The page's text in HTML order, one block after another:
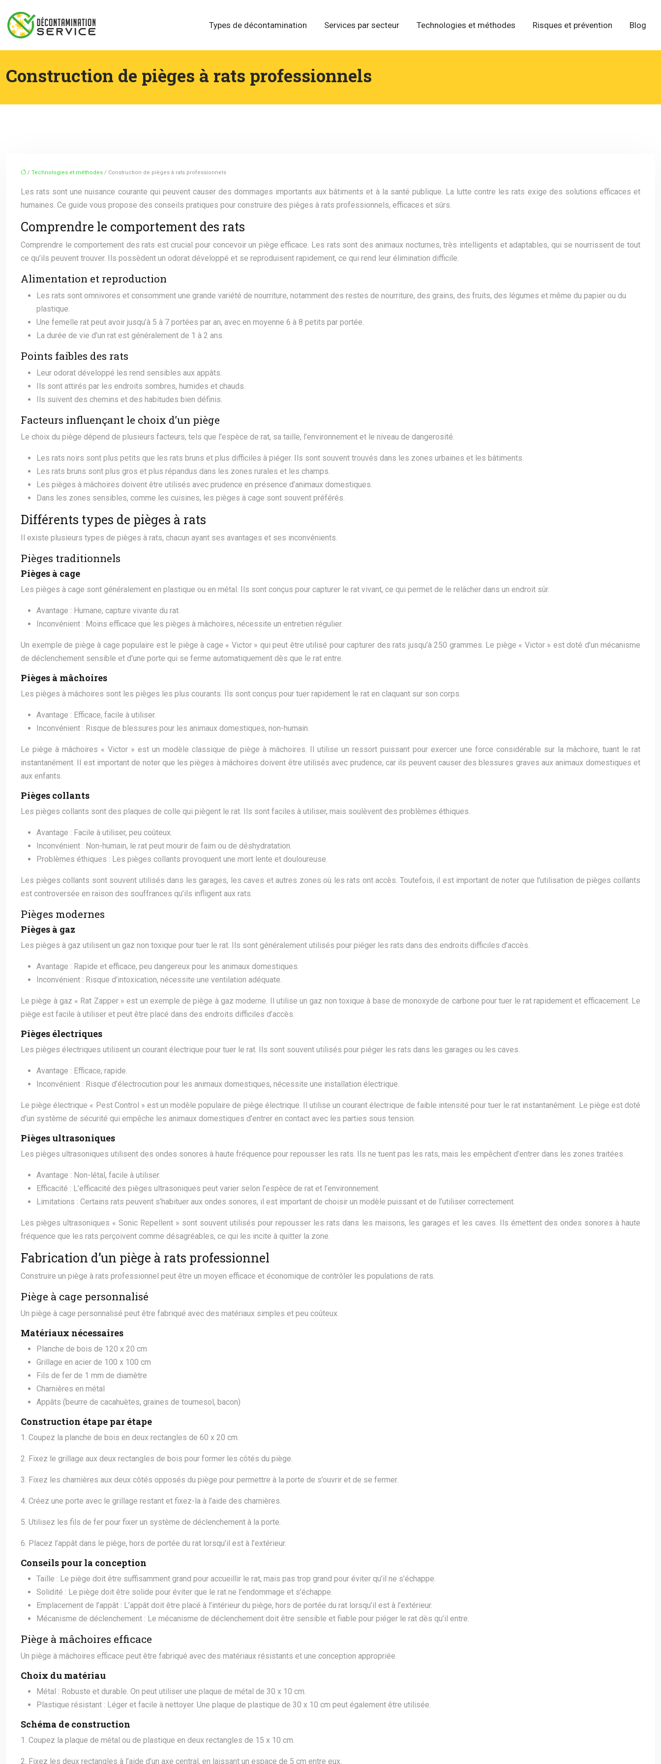
Types de décontamination Services par secteur Technologies et méthodes Risques et prévention Blog
Construction de pièges à rats professionnels
/ Technologies et méthodes / Construction de pièges à rats professionnels
Les rats sont une nuisance courante qui peuvent causer des dommages importants aux bâtiments et à la santé publique. La lutte contre les rats exige des solutions efficaces et
humaines. Ce guide vous propose des conseils pratiques pour construire des pièges à rats professionnels, efficaces et sûrs.
Comprendre le comportement des rats
Comprendre le comportement des rats est crucial pour concevoir un piège efficace. Les rats sont des animaux nocturnes, très intelligents et adaptables, qui se nourrissent de tout
ce qu’ils peuvent trouver. Ils possèdent un odorat développé et se reproduisent rapidement, ce qui rend leur élimination difficile.
Alimentation et reproduction
Les rats sont omnivores et consomment une grande variété de nourriture, notamment des restes de nourriture, des grains, des fruits, des légumes et même du papier ou du
plastique.
Une femelle rat peut avoir jusqu’à 5 à 7 portées par an, avec en moyenne 6 à 8 petits par portée.
La durée de vie d’un rat est généralement de 1 à 2 ans.
Points faibles des rats
Leur odorat développé les rend sensibles aux appâts.
Ils sont attirés par les endroits sombres, humides et chauds.
Ils suivent des chemins et des habitudes bien définis.
Facteurs influençant le choix d’un piège
Le choix du piège dépend de plusieurs facteurs, tels que l’espèce de rat, sa taille, l’environnement et le niveau de dangerosité.
Les rats noirs sont plus petits que les rats bruns et plus difficiles à piéger. Ils sont souvent trouvés dans les zones urbaines et les bâtiments.
Les rats bruns sont plus gros et plus répandus dans les zones rurales et les champs.
Les pièges à mâchoires doivent être utilisés avec prudence en présence d’animaux domestiques.
Dans les zones sensibles, comme les cuisines, les pièges à cage sont souvent préférés.
Différents types de pièges à rats
Il existe plusieurs types de pièges à rats, chacun ayant ses avantages et ses inconvénients.
Pièges traditionnels
Pièges à cage
Les pièges à cage sont généralement en plastique ou en métal. Ils sont conçus pour capturer le rat vivant, ce qui permet de le relâcher dans un endroit sûr.
Avantage : Humane, capture vivante du rat.
Inconvénient : Moins efficace que les pièges à mâchoires, nécessite un entretien régulier.
Un exemple de piège à cage populaire est le piège à cage « Victor » qui peut être utilisé pour capturer des rats jusqu’à 250 grammes. Le piège « Victor » est doté d’un mécanisme
de déclenchement sensible et d’une porte qui se ferme automatiquement dès que le rat entre.
Pièges à mâchoires
Les pièges à mâchoires sont les pièges les plus courants. Ils sont conçus pour tuer rapidement le rat en claquant sur son corps.
Avantage : Efficace, facile à utiliser.
Inconvénient : Risque de blessures pour les animaux domestiques, non-humain.
Le piège à mâchoires « Victor » est un modèle classique de piège à mâchoires. Il utilise un ressort puissant pour exercer une force considérable sur la mâchoire, tuant le rat
instantanément. Il est important de noter que les pièges à mâchoires doivent être utilisés avec prudence, car ils peuvent causer des blessures graves aux animaux domestiques et
aux enfants.
Pièges collants
Les pièges collants sont des plaques de colle qui piègent le rat. Ils sont faciles à utiliser, mais soulèvent des problèmes éthiques.
Avantage : Facile à utiliser, peu coûteux.
Inconvénient : Non-humain, le rat peut mourir de faim ou de déshydratation.
Problèmes éthiques : Les pièges collants provoquent une mort lente et douloureuse.
Les pièges collants sont souvent utilisés dans les garages, les caves et autres zones où les rats ont accès. Toutefois, il est important de noter que l’utilisation de pièges collants
est controversée en raison des souffrances qu’ils infligent aux rats.
Pièges modernes
Pièges à gaz
Les pièges à gaz utilisent un gaz non toxique pour tuer le rat. Ils sont généralement utilisés pour piéger les rats dans des endroits difficiles d’accès.
Avantage : Rapide et efficace, peu dangereux pour les animaux domestiques.
Inconvénient : Risque d’intoxication, nécessite une ventilation adéquate.
Le piège à gaz « Rat Zapper » est un exemple de piège à gaz moderne. Il utilise un gaz non toxique à base de monoxyde de carbone pour tuer le rat rapidement et efficacement. Le
piège est facile à utiliser et peut être placé dans des endroits difficiles d’accès.
Pièges électriques
Les pièges électriques utilisent un courant électrique pour tuer le rat. Ils sont souvent utilisés pour piéger les rats dans les garages ou les caves.
Avantage : Efficace, rapide.
Inconvénient : Risque d’électrocution pour les animaux domestiques, nécessite une installation électrique.
Le piège électrique « Pest Control » est un modèle populaire de piège électrique. Il utilise un courant électrique de faible intensité pour tuer le rat instantanément. Le piège est doté
d’un système de sécurité qui empêche les animaux domestiques d’entrer en contact avec les parties sous tension.
Pièges ultrasoniques
Les pièges ultrasoniques utilisent des ondes sonores à haute fréquence pour repousser les rats. Ils ne tuent pas les rats, mais les empêchent d’entrer dans les zones traitées.
Avantage : Non-létal, facile à utiliser.
Efficacité : L’efficacité des pièges ultrasoniques peut varier selon l’espèce de rat et l’environnement.
Limitations : Certains rats peuvent s’habituer aux ondes sonores, il est important de choisir un modèle puissant et de l’utiliser correctement.
Les pièges ultrasoniques « Sonic Repellent » sont souvent utilisés pour repousser les rats dans les maisons, les garages et les caves. Ils émettent des ondes sonores à haute
fréquence que les rats perçoivent comme désagréables, ce qui les incite à quitter la zone.
Fabrication d’un piège à rats professionnel
Construire un piège à rats professionnel peut être un moyen efficace et économique de contrôler les populations de rats.
Piège à cage personnalisé
Un piège à cage personnalisé peut être fabriqué avec des matériaux simples et peu coûteux.
Matériaux nécessaires
Planche de bois de 120 x 20 cm
Grillage en acier de 100 x 100 cm
Fils de fer de 1 mm de diamètre
Charnières en métal
Appâts (beurre de cacahuètes, graines de tournesol, bacon)
Construction étape par étape
1. Coupez la planche de bois en deux rectangles de 60 x 20 cm.
2. Fixez le grillage aux deux rectangles de bois pour former les côtés du piège.
3. Fixez les charnières aux deux côtés opposés du piège pour permettre à la porte de s’ouvrir et de se fermer.
4. Créez une porte avec le grillage restant et fixez-la à l’aide des charnières.
5. Utilisez les fils de fer pour fixer un système de déclenchement à la porte.
6. Placez l’appât dans le piège, hors de portée du rat lorsqu’il est à l’extérieur.
Conseils pour la conception
Taille : Le piège doit être suffisamment grand pour accueillir le rat, mais pas trop grand pour éviter qu’il ne s’échappe.
Solidité : Le piège doit être solide pour éviter que le rat ne l’endommage et s’échappe.
Emplacement de l’appât : L’appât doit être placé à l’intérieur du piège, hors de portée du rat lorsqu’il est à l’extérieur.
Mécanisme de déclenchement : Le mécanisme de déclenchement doit être sensible et fiable pour piéger le rat dès qu’il entre.
Piège à mâchoires efficace
Un piège à mâchoires efficace peut être fabriqué avec des matériaux résistants et une conception appropriée.
Choix du matériau
Métal : Robuste et durable. On peut utiliser une plaque de métal de 30 x 10 cm.
Plastique résistant : Léger et facile à nettoyer. Une plaque de plastique de 30 x 10 cm peut également être utilisée.
Schéma de construction
1. Coupez la plaque de métal ou de plastique en deux rectangles de 15 x 10 cm.
2. Fixez les deux rectangles à l’aide d’un axe central, en laissant un espace de 5 cm entre eux.